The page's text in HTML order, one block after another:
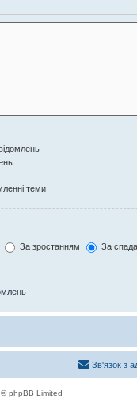
теми
За зростанням За
Зв'язок з
phpBB Limited